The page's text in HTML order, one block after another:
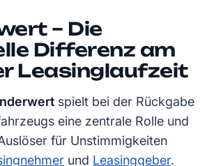
– Die
Differenz am
Leasinglaufzeit
spielt bei der Rückgabe
eine zentrale Rolle und
für Unstimmigkeiten
und Leasinggeber.